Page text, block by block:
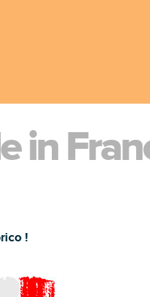
in
!